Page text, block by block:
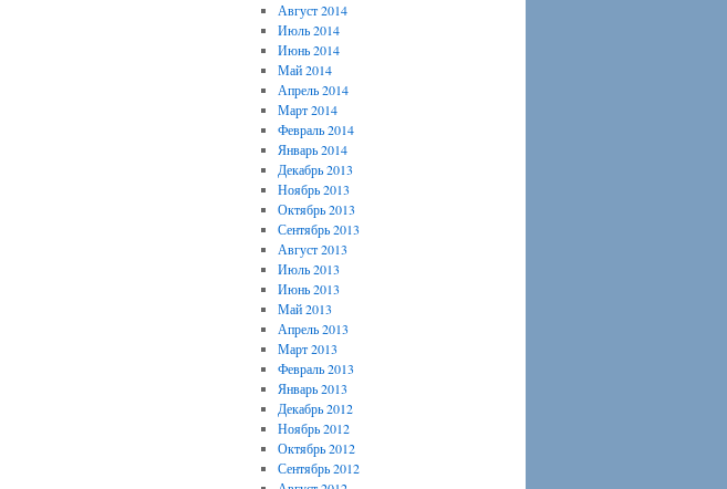
Август 2014
Июль 2014
Июнь 2014
Май 2014
Апрель 2014
Март 2014
Февраль 2014
Январь 2014
Декабрь 2013
Ноябрь 2013
Октябрь 2013
Сентябрь 2013
Август 2013
Июль 2013
Июнь 2013
Май 2013
Апрель 2013
Март 2013
Февраль 2013
Январь 2013
Декабрь 2012
Ноябрь 2012
Октябрь 2012
Сентябрь 2012